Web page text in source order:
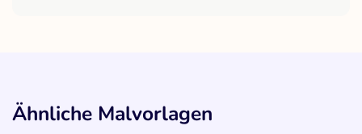
Ähnliche Malvorlagen